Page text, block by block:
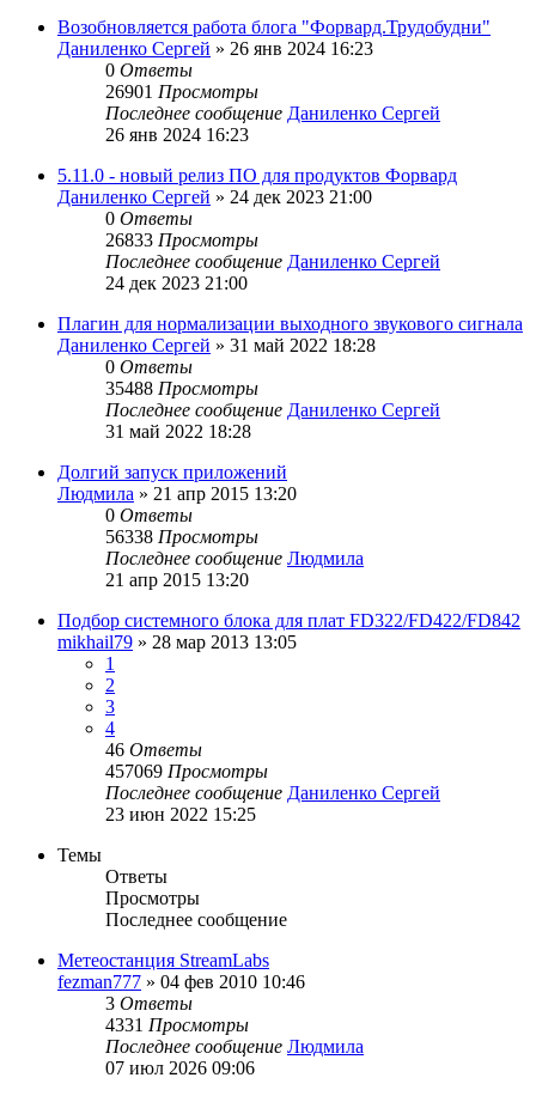
Возобновляется работа блога "Форвард.Трудобудни"
Даниленко Сергей » 26 янв 2024 16:23
0 Ответы
26901 Просмотры
Последнее сообщение Даниленко Сергей
26 янв 2024 16:23
5.11.0 - новый релиз ПО для продуктов Форвард
Даниленко Сергей » 24 дек 2023 21:00
0 Ответы
26833 Просмотры
Последнее сообщение Даниленко Сергей
24 дек 2023 21:00
Плагин для нормализации выходного звукового сигнала
Даниленко Сергей » 31 май 2022 18:28
0 Ответы
35488 Просмотры
Последнее сообщение Даниленко Сергей
31 май 2022 18:28
Долгий запуск приложений
Людмила » 21 апр 2015 13:20
0 Ответы
56338 Просмотры
Последнее сообщение Людмила
21 апр 2015 13:20
Подбор системного блока для плат FD322/FD422/FD842
mikhail79 » 28 мар 2013 13:05
1
2
3
4
46 Ответы
457069 Просмотры
Последнее сообщение Даниленко Сергей
23 июн 2022 15:25
Темы
Ответы
Просмотры
Последнее сообщение
Метеостанция StreamLabs
fezman777 » 04 фев 2010 10:46
3 Ответы
4331 Просмотры
Последнее сообщение Людмила
07 июл 2026 09:06